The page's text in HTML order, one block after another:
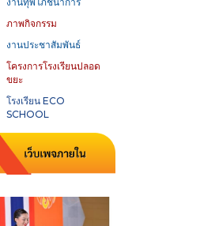
ภาพกิจกรรม
งานประชาสัมพันธ์
โครงการโรงเรียนปลอด
ขยะ
โรงเรียน ECO
SCHOOL